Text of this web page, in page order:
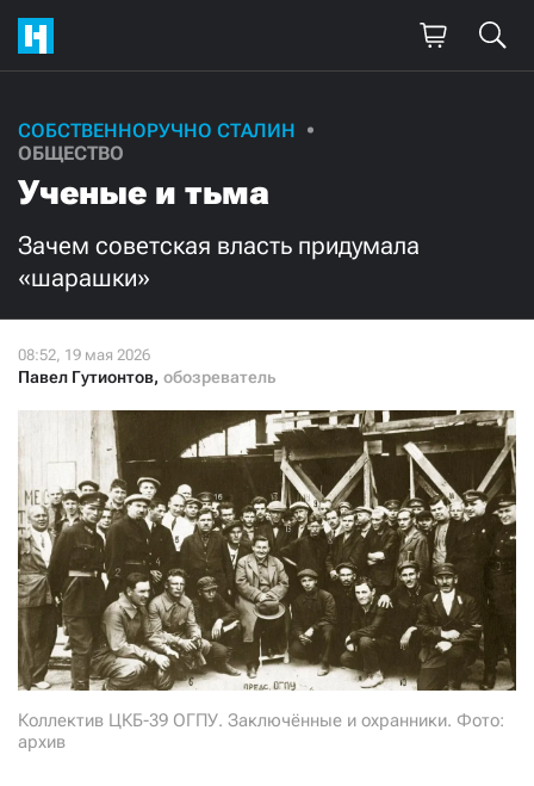
СОБСТВЕННОРУЧНО СТАЛИН
ОБЩЕСТВО
Ученые и тьма
Зачем советская власть придумала
«шарашки»
Павел Гутионтов, обозреватель
Коллектив ЦКБ-39 ОГПУ. Заключённые и охранники. Фото:
архив
Поддержите
3000
500
Нажимая кнопку «Стать соучастником»,
я принимаю условия и подтверждаю свое гражданство РФ
СТАТЬ СОУЧАСТНИКОМ
ПОДЕЛИТЬСЯ С ДРУЗЬЯМИ
Если у вас есть вопросы, пишите donate@novayagazeta.ruили
звоните:
+7 (929) 612-03-68